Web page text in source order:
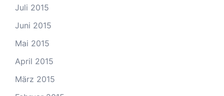
Juli 2015
Juni 2015
Mai 2015
April 2015
März 2015